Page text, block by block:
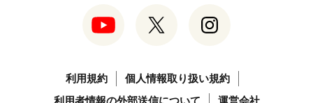
利用規約
個人情報取り扱い規約
利用者情報の外部送信について
運営会社